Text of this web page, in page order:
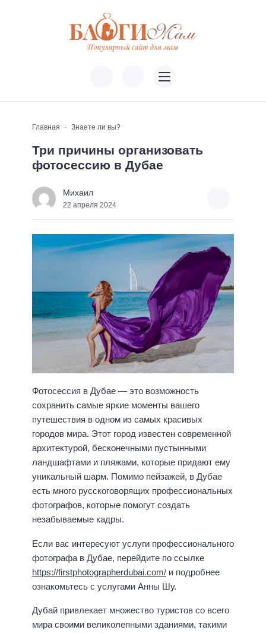
Главная Знаете ли вы?
Три причины организовать
фотосессию в Дубае
Михаил
22 апреля 2024
Фотосессия в Дубае — это возможность
сохранить самые яркие моменты вашего
путешествия в одном из самых красивых
городов мира. Этот город известен современной
архитектурой, бесконечными пустынными
ландшафтами и пляжами, которые придают ему
уникальный шарм. Помимо пейзажей, в Дубае
есть много русскоговорящих профессиональных
фотографов, которые помогут создать
незабываемые кадры.
Если вас интересуют услуги профессионального
фотографа в Дубае, перейдите по ссылке
https://firstphotographerdubai.com/ и подробнее
ознакомьтесь с услугами Анны Шу.
Дубай привлекает множество туристов со всего
мира своими великолепными зданиями, такими